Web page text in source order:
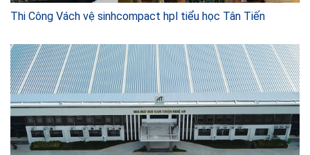
Thi Công Vách vệ sinhcompact hpl tiểu học Tân Tiến